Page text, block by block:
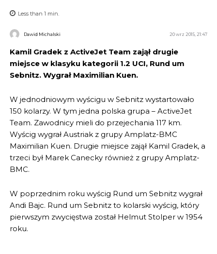
Less than 1 min.
Dawid Michalski 20 wrz 2015, 21:47
Kamil Gradek z ActiveJet Team zajął drugie
miejsce w klasyku kategorii 1.2 UCI, Rund um
Sebnitz. Wygrał Maximilian Kuen.
W jednodniowym wyścigu w Sebnitz wystartowało
150 kolarzy. W tym jedna polska grupa – ActiveJet
Team. Zawodnicy mieli do przejechania 117 km.
Wyścig wygrał Austriak z grupy Amplatz-BMC
Maximilian Kuen. Drugie miejsce zajął Kamil Gradek, a
trzeci był Marek Canecky również z grupy Amplatz-
BMC.
W poprzednim roku wyścig Rund um Sebnitz wygrał
Andi Bajc. Rund um Sebnitz to kolarski wyścig, który
pierwszym zwycięstwa został Helmut Stolper w 1954
roku.